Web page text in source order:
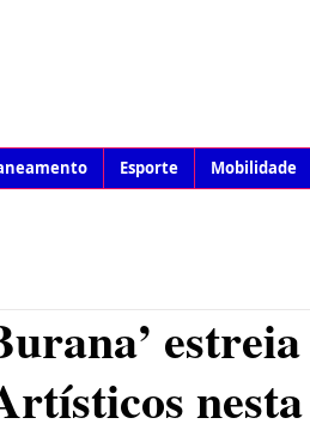
Esporte Mobilidade
estreia
nesta